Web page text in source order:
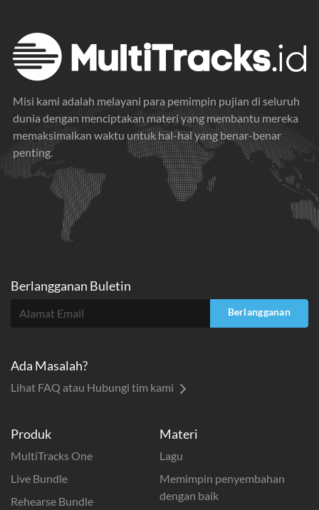
Misi kami adalah melayani para pemimpin pujian di seluruh
dunia dengan menciptakan materi yang membantu mereka
memaksimalkan waktu untuk hal-hal yang benar-benar
penting.
Produk
MultiTracks One
Live Bundle
Rehearse Bundle
Materi
Lagu
Memimpin penyembahan
dengan baik
Berlangganan Buletin
Berlangganan
Ada Masalah?
Lihat FAQ atau Hubungi tim kami